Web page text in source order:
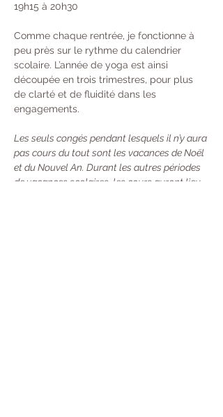
19h15 à 20h30
Comme chaque rentrée, je fonctionne à
peu près sur le rythme du calendrier
scolaire. L’année de yoga est ainsi
découpée en trois trimestres, pour plus
de clarté et de fluidité dans les
engagements.
Les seuls congés pendant lesquels il n’y aura
pas cours du tout sont les vacances de Noël
et du Nouvel An. Durant les autres périodes
de vacances scolaires, les cours auront lieu